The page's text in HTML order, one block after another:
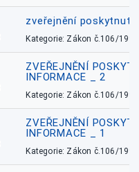
zveřejnění
Kategorie: Zákon č.106/1999
ZVEŘEJNĚNÍ
INFORMACE _ 2
Kategorie: Zákon č.106/1999
ZVEŘEJNĚNÍ
INFORMACE _ 1
Kategorie: Zákon č.106/1999